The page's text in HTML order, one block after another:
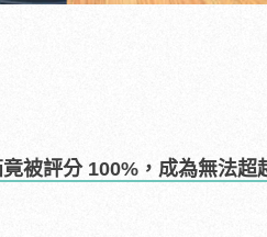
被評分 100%，成為無法超